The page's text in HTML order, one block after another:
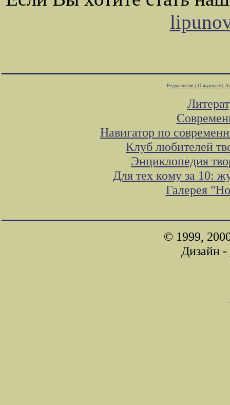
Редколлегия| О журнале|
Навигатор по
Клуб любителей
Энциклопедия
Для тех кому за 10:
Галерея
© 1999,
Дизайн -